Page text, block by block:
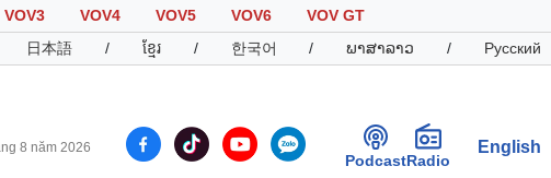
VOV3 VOV4 VOV5 VOV6
VOV GT
日本語 / ខ្មែរ / 한국어 / ພາສາລາວ / Русский
8 năm 2026
PodcastRadio
English